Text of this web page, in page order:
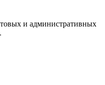
и административных